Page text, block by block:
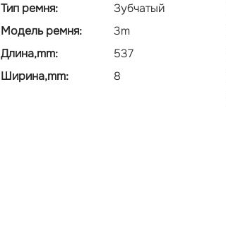
Тип ремня:
Зубчатый
Модель ремня:
3m
Длина,mm:
537
Ширина,mm:
8